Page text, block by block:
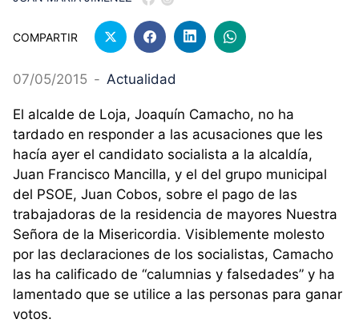
COMPARTIR
07/05/2015 - Actualidad
El alcalde de Loja, Joaquín Camacho, no ha
tardado en responder a las acusaciones que les
hacía ayer el candidato socialista a la alcaldía,
Juan Francisco Mancilla, y el del grupo municipal
del PSOE, Juan Cobos, sobre el pago de las
trabajadoras de la residencia de mayores Nuestra
Señora de la Misericordia. Visiblemente molesto
por las declaraciones de los socialistas, Camacho
las ha calificado de “calumnias y falsedades” y ha
lamentado que se utilice a las personas para ganar
votos.